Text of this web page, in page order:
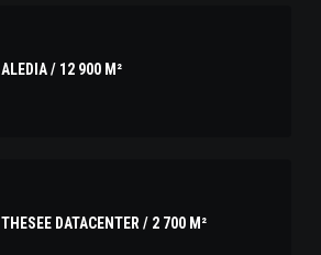
ALEDIA / 12 900 M²
THESEE DATACENTER / 2 700 M²